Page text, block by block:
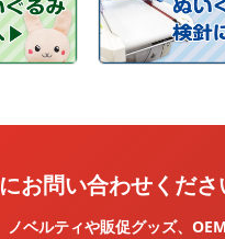
お問い合わせくださ
ノベルティや販促グッズ、